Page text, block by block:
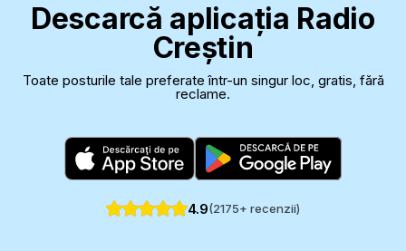
Descarcă aplicația Radio
Creștin
Toate posturile tale preferate într-un singur loc, gratis, fără
reclame.
4.9(2175+ recenzii)